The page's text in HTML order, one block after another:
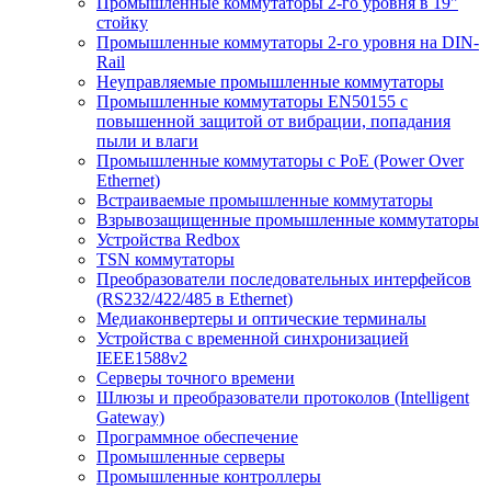
стойку
Промышленные коммутаторы 2-го уровня на DIN-
Rail
Неуправляемые промышленные коммутаторы
Промышленные коммутаторы EN50155 с
повышенной защитой от вибрации, попадания
пыли и влаги
Промышленные коммутаторы с PoE (Power Over
Ethernet)
Встраиваемые промышленные коммутаторы
Взрывозащищенные промышленные коммутаторы
Устройства Redbox
TSN коммутаторы
Преобразователи последовательных интерфейсов
(RS232/422/485 в Ethernet)
Медиаконвертеры и оптические терминалы
Устройства с временной синхронизацией
IEEE1588v2
Серверы точного времени
Шлюзы и преобразователи протоколов (Intelligent
Gateway)
Программное обеспечение
Промышленные серверы
Промышленные контроллеры